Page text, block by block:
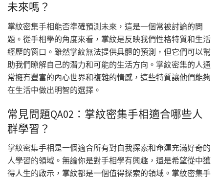
未來嗎？
掌紋密集手相能否準確預測未來，這是一個常被討論的問
題。從手相學的角度來看，掌紋是反映我們性格特質和生活
經歷的窗口。雖然掌紋無法提供具體的預測，但它們可以幫
助我們瞭解自己的潛力和可能的生活方向。掌紋密集的人通
常擁有豐富的內心世界和複雜的情感，這些特質讓他們能夠
在生活中做出明智的選擇。
常見問題QA02：掌紋密集手相適合哪些人
群學習？
掌紋密集手相是一個適合所有對自我探索和命運充滿好奇的
人學習的領域。無論你是對手相學有興趣，還是希望從中獲
得人生的啟示，掌紋都是一個值得探索的領域。掌紋密集手